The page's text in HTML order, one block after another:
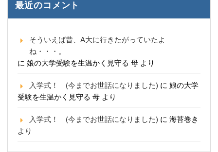
最近のコメント
そういえば昔、A大に行きたがっていたよ
ね・・・。
に 娘の大学受験を生温かく見守る 母 より
入学式！ (今までお世話になりました) に 娘の大学
受験を生温かく見守る 母 より
入学式！ (今までお世話になりました) に 海苔巻き
より